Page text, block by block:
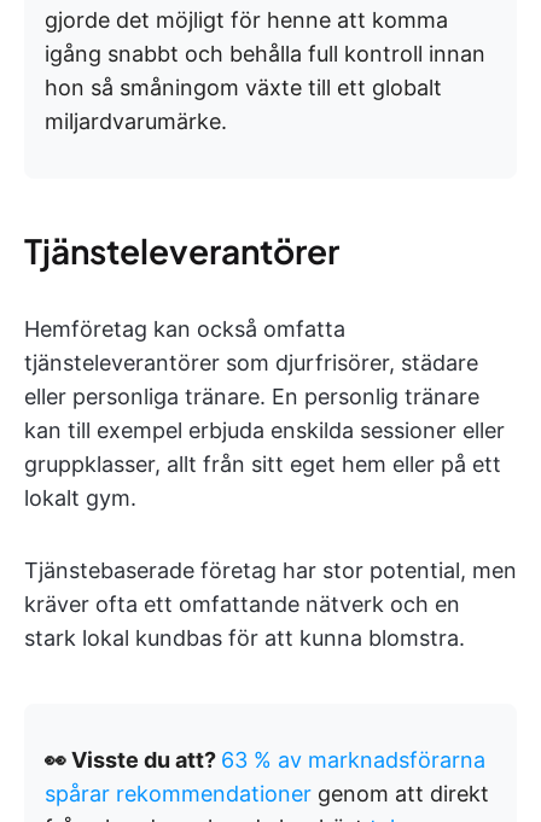
gjorde det möjligt för henne att komma
igång snabbt och behålla full kontroll innan
hon så småningom växte till ett globalt
miljardvarumärke.
Tjänsteleverantörer
Hemföretag kan också omfatta
tjänsteleverantörer som djurfrisörer, städare
eller personliga tränare. En personlig tränare
kan till exempel erbjuda enskilda sessioner eller
gruppklasser, allt från sitt eget hem eller på ett
lokalt gym.
Tjänstebaserade företag har stor potential, men
kräver ofta ett omfattande nätverk och en
stark lokal kundbas för att kunna blomstra.
👀 Visste du att? 63 % av marknadsförarna
spårar rekommendationer genom att direkt